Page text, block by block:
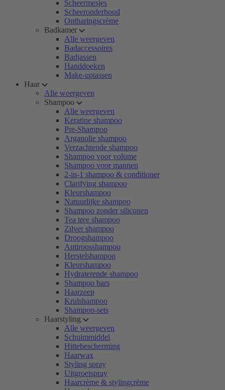
Scheermesjes
Scheeronderhoud
Ontharingscrème
Badkamer
Alle weergeven
Badaccessoires
Badjassen
Handdoeken
Make-uptassen
Haar
Alle weergeven
Shampoo
Alle weergeven
Keratine shampoo
Pre-Shampoo
Arganolie shampoo
Verzachtende shampoo
Shampoo voor volume
Shampoo voor mannen
2-in-1 shampoo & conditioner
Clarifying shampoo
Kleurshampoo
Natuurlijke shampoo
Shampoo zonder siliconen
Tea tree shampoo
Zilver shampoo
Droogshampoo
Antiroosshampoo
Herstelshampoo
Kleurshampoo
Hydraterende shampoo
Shampoo bars
Haarzeep
Krulshampoo
Shampoo-sets
Haarstyling
Alle weergeven
Schuimmiddel
Hittebescherming
Haarwax
Styling spray
Uitgroeispray
Haarcrème & stylingcrème